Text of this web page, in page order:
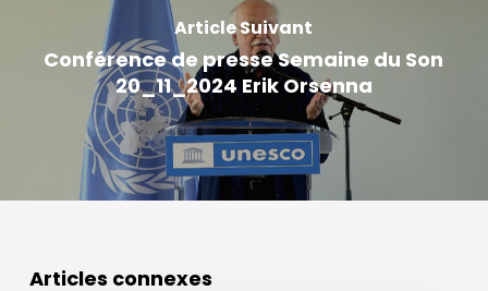
Article Suivant
Conférence de presse Semaine du Son
20_11_2024 Erik Orsenna
Articles connexes